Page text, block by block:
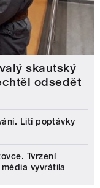
skautský
odsedět
Lití poptávky
Tvrzení
vyvrátila